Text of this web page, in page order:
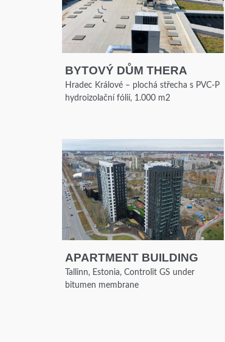
BYTOVÝ DŮM THERA
Hradec Králové – plochá střecha s PVC-P
hydroizolační fólií, 1.000 m2
APARTMENT BUILDING
Tallinn, Estonia, Controlit GS under
bitumen membrane